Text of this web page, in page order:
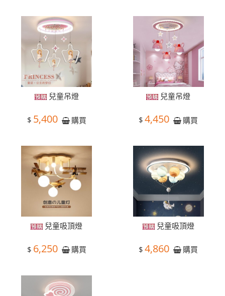
兒童吊燈
$ 5,400 購買
兒童吊燈
$ 4,450 購買
兒童吸頂燈
$ 6,250 購買
兒童吸頂燈
$ 4,860 購買